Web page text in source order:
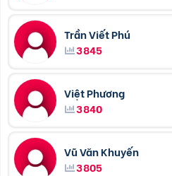
Trần Viết Phú
3845
Việt Phương
3840
Vũ Văn Khuyến
3805